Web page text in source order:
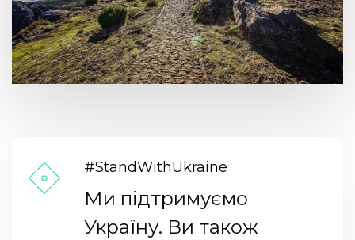
#StandWithUkraine
Ми підтримуємо
Україну. Ви також